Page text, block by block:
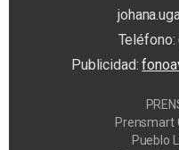
Publicidad:
Prensmart
Pueblo